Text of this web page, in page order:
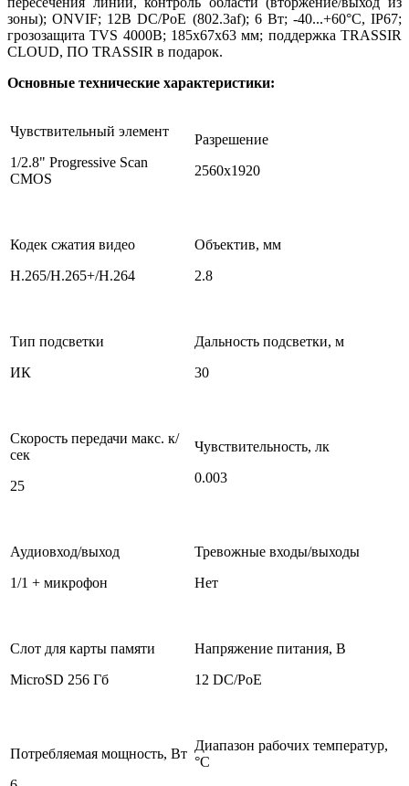
зоны); ONVIF; 12В DC/PoE (802.3af); 6 Вт; -40...+60°C, IP67;
грозозащита TVS 4000В; 185х67х63 мм; поддержка TRASSIR
CLOUD, ПО TRASSIR в подарок.
Основные технические характеристики:
Чувствительный элемент
1/2.8" Progressive Scan
CMOS
Разрешение
2560х1920
Кодек сжатия видео
H.265/H.265+/H.264
Объектив, мм
2.8
Тип подсветки
ИК
Дальность подсветки, м
30
Скорость передачи макс. к/
сек
25
Чувствительность, лк
0.003
Аудиовход/выход
1/1 + микрофон
Тревожные входы/выходы
Нет
Слот для карты памяти
MicroSD 256 Гб
Напряжение питания, В
12 DC/PoE
Потребляемая мощность, Вт
Диапазон рабочих температур,
°С